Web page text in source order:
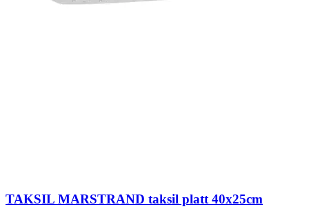
TAKSIL MARSTRAND taksil platt 40x25cm